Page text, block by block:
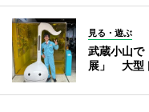
見る・遊ぶ
武蔵小山で
展」 大型